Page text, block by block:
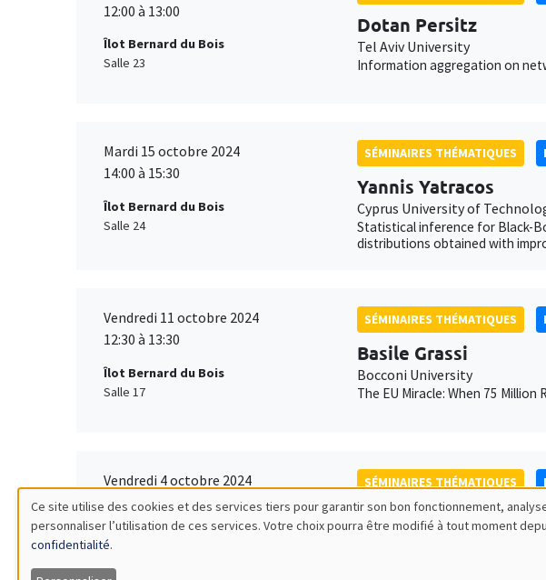
12:00 à 13:00
Îlot Bernard du Bois
Salle 23
Dotan Persitz
Tel Aviv University
Information aggregation on
Mardi 15 octobre 2024
14:00 à 15:30
Îlot Bernard du Bois
Salle 24
SÉMINAIRES THÉMATIQUES
Yannis Yatracos
Cyprus University of
Statistical inference for Black-
distributions obtained with
Vendredi 11 octobre 2024
12:30 à 13:30
Îlot Bernard du Bois
Salle 17
SÉMINAIRES THÉMATIQUES
Basile Grassi
Bocconi University
The EU Miracle: When 75 Million
Vendredi 4 octobre 2024
11:00 à 12:15
Îlot Bernard du Bois
Amphithéâtre
SÉMINAIRES THÉMATIQUES
Sarah Langlotz
Utilisation
Ce site utilise des cookies et des services tiers pour garantir son bon fonctionnement,
personnaliser l’utilisation de ces services. Votre choix pourra être modifié à tout moment
confidentialité.